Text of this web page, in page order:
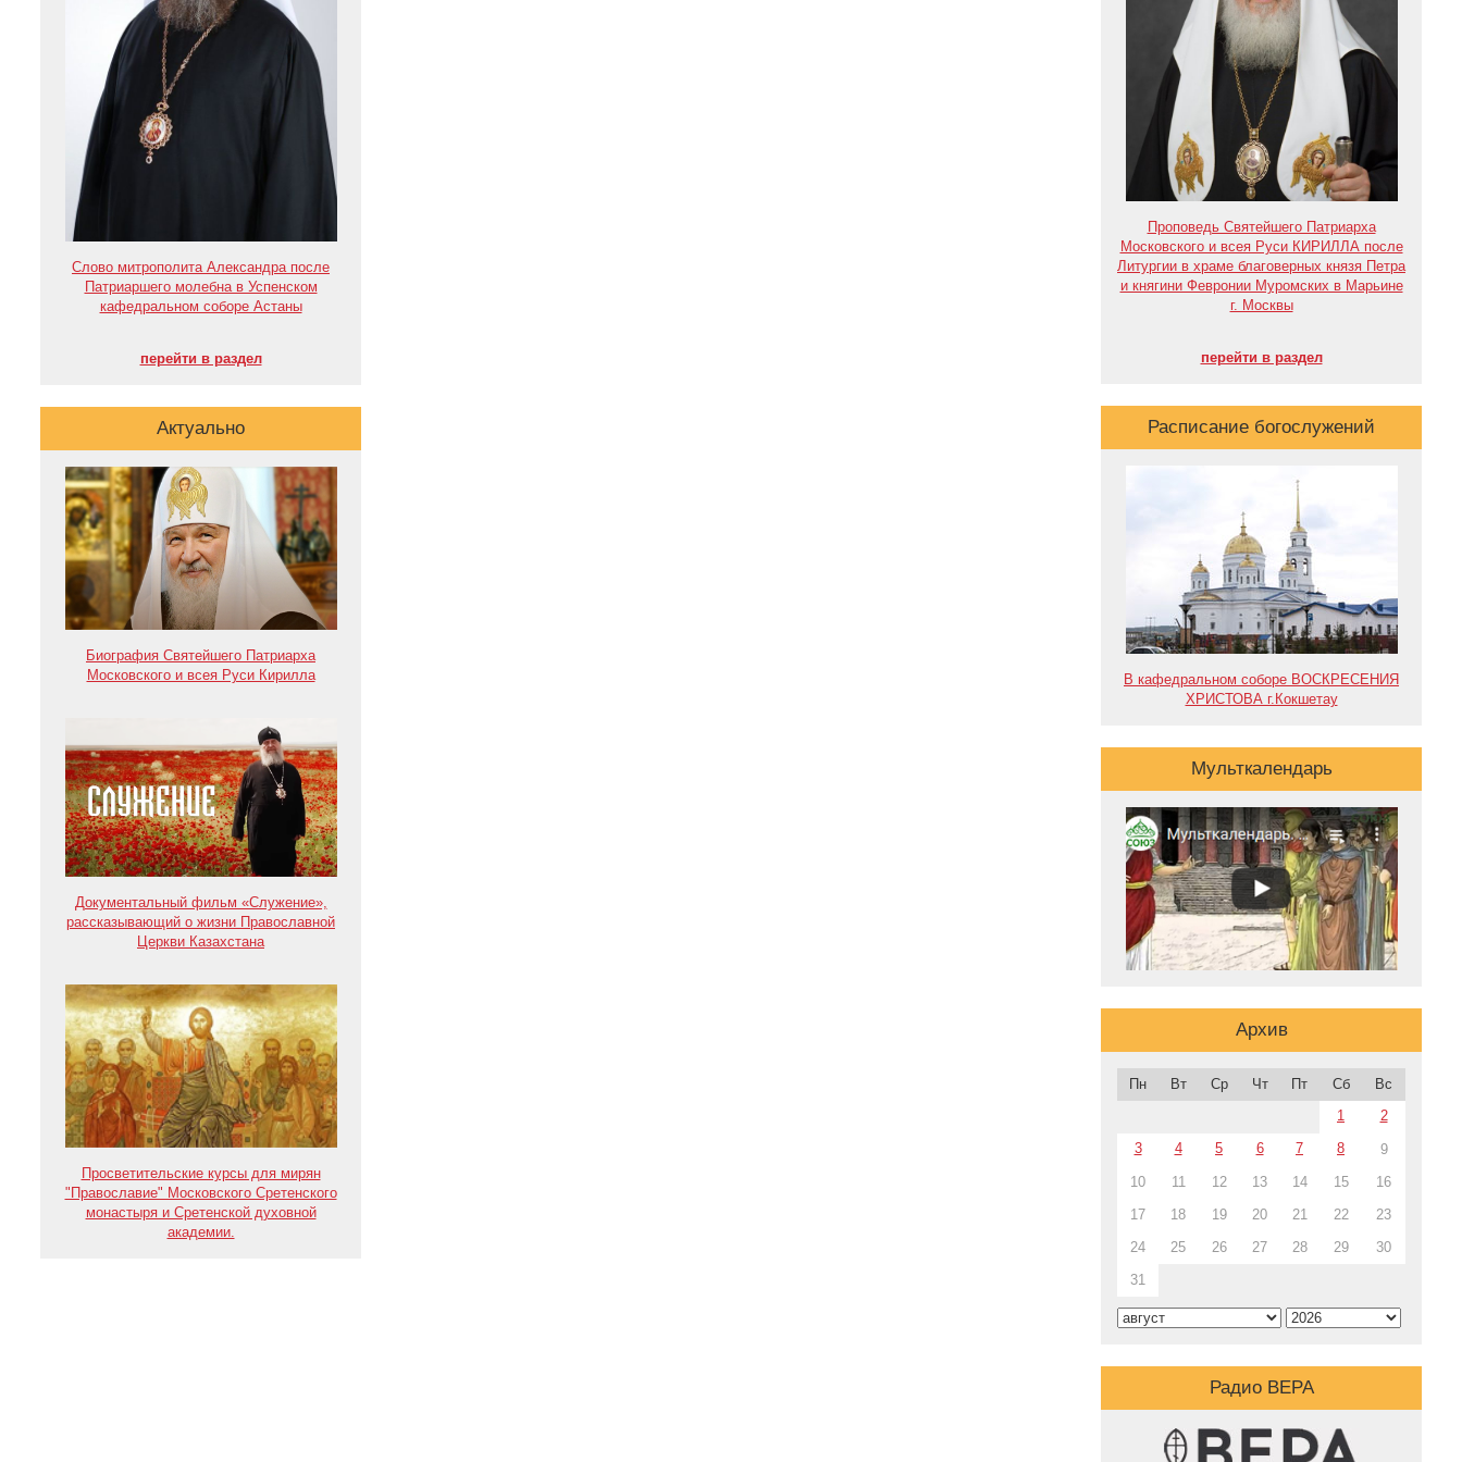
Слово митрополита Александра после
Патриаршего молебна в Успенском
кафедральном соборе Астаны
перейти в раздел
Актуально
Биография Святейшего Патриарха
Московского и всея Руси Кирилла
Документальный фильм «Служение»,
рассказывающий о жизни Православной
Церкви Казахстана
Просветительские курсы для мирян
"Православие" Московского Сретенского
монастыря и Сретенской духовной
академии.
Проповедь Святейшего Патриарха
Московского и всея Руси КИРИЛЛА после
Литургии в храме благоверных князя Петра
и княгини Февронии Муромских в Марьине
г. Москвы
перейти в раздел
Расписание богослужений
В кафедральном соборе ВОСКРЕСЕНИЯ
ХРИСТОВА г.Кокшетау
Мульткалендарь
Архив
Пн Вт Ср Чт Пт Сб
Вс
1
2
3
4 5 6 7 8
9
10
11 12 13 14 15
16
17
18 19 20 21 22
23
24
25 26 27 28 29
30
31
Радио ВЕРА